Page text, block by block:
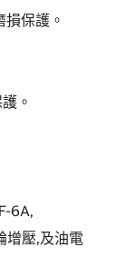
保護。
。
6A,
增壓,及油電